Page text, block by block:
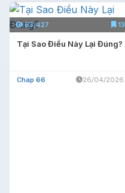
63,427 13
Tại Sao Điều Này Lại Đúng?
Chap 66 26/04/2026